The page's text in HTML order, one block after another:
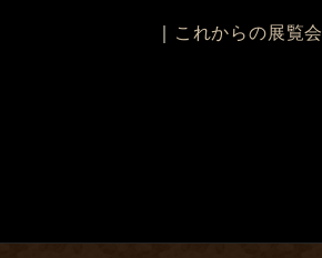
これからの展覧会